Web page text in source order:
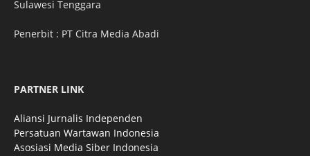
Sulawesi Tenggara
Penerbit : PT Citra Media Abadi
PARTNER LINK
Aliansi Jurnalis Independen
Persatuan Wartawan Indonesia
Asosiasi Media Siber Indonesia